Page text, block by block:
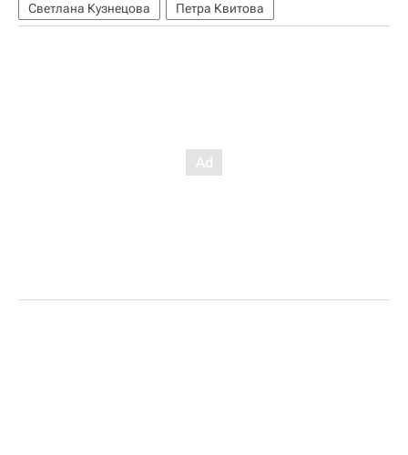
Светлана Кузнецова Петра Квитова